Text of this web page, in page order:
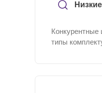
типы